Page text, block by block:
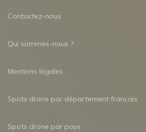
Contactez-nous
Qui sommes-nous ?
Mentions légales
Spots drone par département francais
Spots drone par pays